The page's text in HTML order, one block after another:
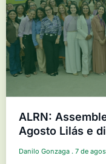
ALRN:
Agosto Lilás e
Danilo Gonzaga 7 de